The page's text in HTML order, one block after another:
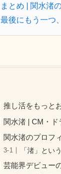
まとめ | 関水渚
最後にもう一つ
推し活をもっと
関水渚 | CM・
関水渚のプロフ
「渚」とい
芸能界デビュー